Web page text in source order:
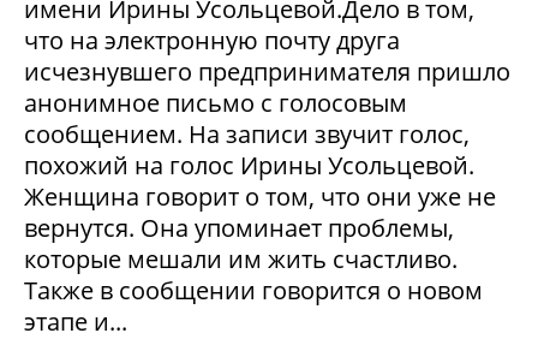
имени Ирины Усольцевой.Дело в том,
что на электронную почту друга
исчезнувшего предпринимателя пришло
анонимное письмо с голосовым
сообщением. На записи звучит голос,
похожий на голос Ирины Усольцевой.
Женщина говорит о том, что они уже не
вернутся. Она упоминает проблемы,
которые мешали им жить счастливо.
Также в сообщении говорится о новом
этапе и...